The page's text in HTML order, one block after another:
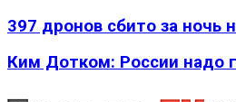
397 дронов сбито за ночь
Ким Дотком: России надо